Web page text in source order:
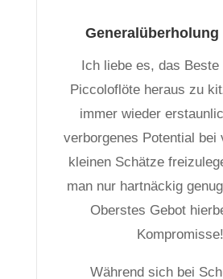
Ich liebe es, das Beste
Piccoloflöte heraus zu
immer wieder
verborgenes Potential bei
kleinen Schätze
man nur hartnäckig
Oberstes Gebot
Kompromisse!
Während sich bei